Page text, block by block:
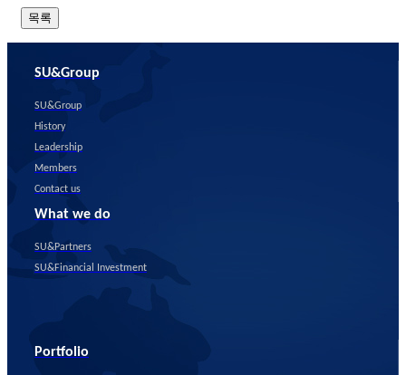
목록
SU&Group
SU&Group
History
Leadership
Members
Contact us
What we do
SU&Partners
SU&Financial Investment
Portfolio